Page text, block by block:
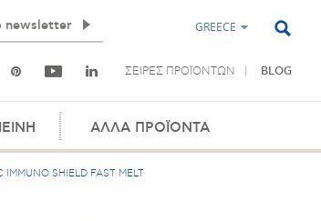
GREECE
ΣΕΙΡΕΣ ΠΡΟΪΟΝΤΩΝ BLOG
ΑΛΛΑ ΠΡΟΪΟΝΤΑ
IMMUNO SHIELD FAST MELT